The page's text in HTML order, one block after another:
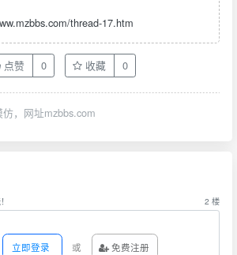
thread-17.htm
点赞 0 收藏 0
，网址mzbbs.com
2 楼
立即登录 或 免费注册